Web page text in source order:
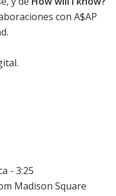
con A$AP
.
- 3:25
Madison Square